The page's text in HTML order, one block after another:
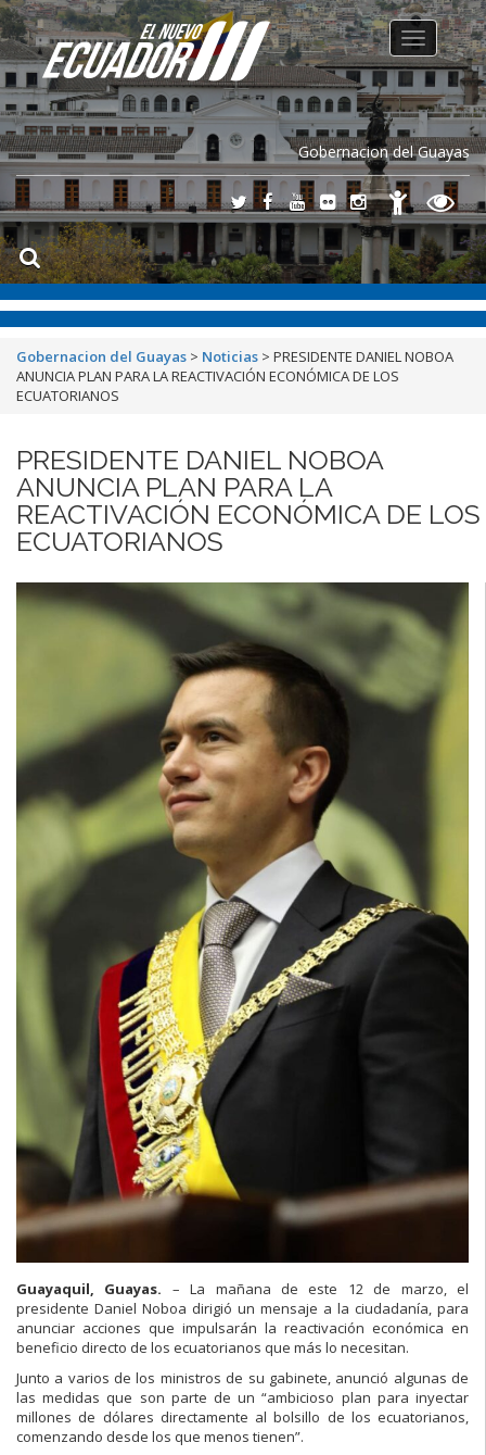
Gobernacion del Guayas
Toggle
navigation
Gobernacion del Guayas > Noticias > PRESIDENTE DANIEL NOBOA
ANUNCIA PLAN PARA LA REACTIVACIÓN ECONÓMICA DE LOS
ECUATORIANOS
PRESIDENTE DANIEL NOBOA
ANUNCIA PLAN PARA LA
REACTIVACIÓN ECONÓMICA DE LOS
ECUATORIANOS
Guayaquil, Guayas. – La mañana de este 12 de marzo, el
presidente Daniel Noboa dirigió un mensaje a la ciudadanía, para
anunciar acciones que impulsarán la reactivación económica en
beneficio directo de los ecuatorianos que más lo necesitan.
Junto a varios de los ministros de su gabinete, anunció algunas de
las medidas que son parte de un “ambicioso plan para inyectar
millones de dólares directamente al bolsillo de los ecuatorianos,
comenzando desde los que menos tienen”.